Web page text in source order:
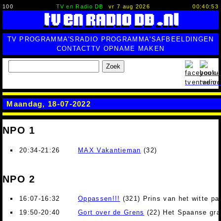
100 TV en Radio DB vr 7 aug 2026 00:40:54
TV PROGRAMMA'S RADIO PROGRAMMA'SAFBEELDINGEN
CONTACTTV OPNAME MAKEN
Zoek
Maandag, 18-07-2022
NPO 1
20:34-21:26 MAX Vakantieman (32)
NPO 2
16:07-16:32 Oppassen!!! (321) Prins van het witte
19:50-20:40
Gort over de Grens (22) Het Spaanse